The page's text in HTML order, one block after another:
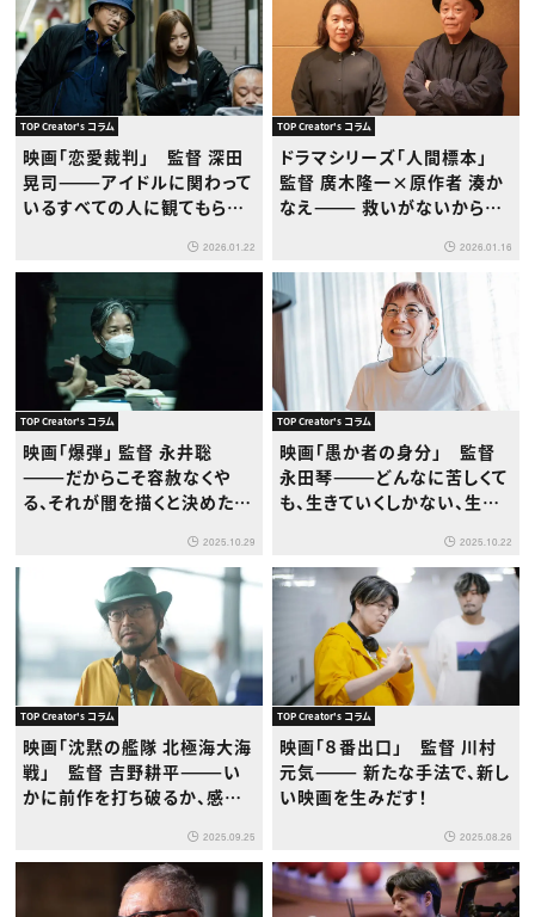
TOP Creator's コラム
映画「恋愛裁判」 監督 深田
晃司———アイドルに関わって
いるすべての人に観てもらい
2026.01.22
TOP Creator's コラム
ドラマシリーズ「人間標本」
監督 廣木隆一×原作者 湊か
なえ——— 救いがないからこ
2026.01.16
TOP Creator's コラム
映画「爆弾」 監督 永井聡
———だからこそ容赦なくや
る、それが闇を描くと決めた人
2025.10.29
TOP Creator's コラム
映画「愚か者の身分」 監督
永田琴———どんなに苦しくて
も、生きていくしかない、生き
2025.10.22
TOP Creator's コラム
映画「沈黙の艦隊 北極海大海
戦」 監督 吉野耕平———い
かに前作を打ち破るか、感情
2025.09.25
TOP Creator's コラム
映画「８番出口」 監督 川村
元気——— 新たな手法で、新し
い映画を生みだす！
2025.08.26